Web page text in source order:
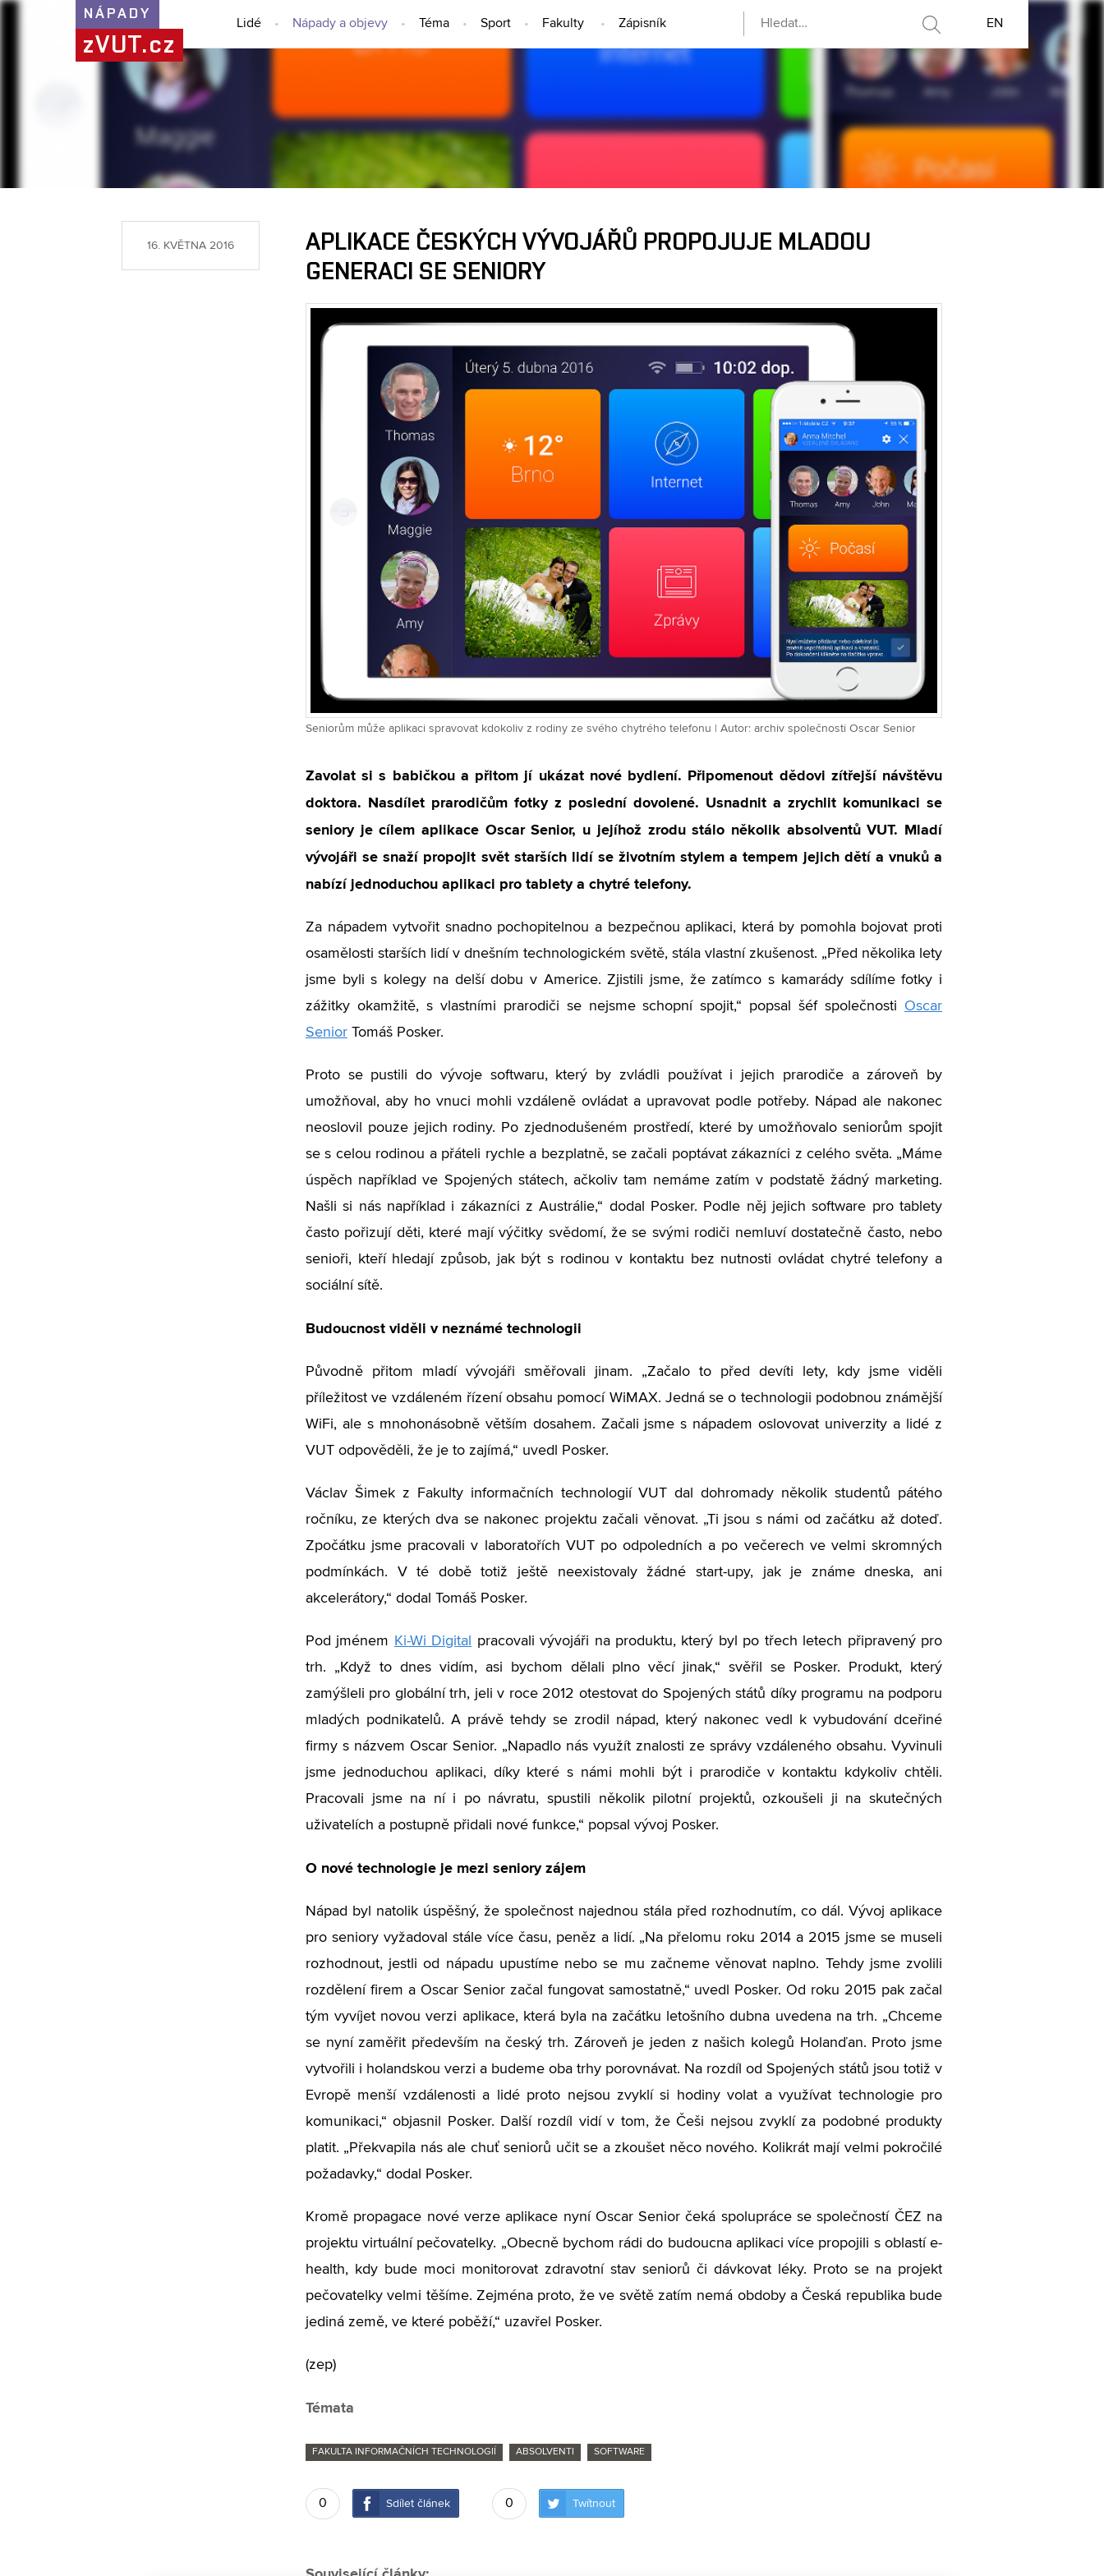
NÁPADY
zVUT.cz
Lidé Nápady a objevy Téma Sport Fakulty Zápisník EN
NÁPADY A OBJEVY
16. KVĚTNA 2016
APLIKACE ČESKÝCH VÝVOJÁŘŮ PROPOJUJE MLADOU
GENERACI SE SENIORY
Seniorům může aplikaci spravovat kdokoliv z rodiny ze svého chytrého telefonu | Autor: archiv společnosti Oscar Senior
Zavolat si s babičkou a přitom jí ukázat nové bydlení. Připomenout dědovi zítřejší návštěvu
doktora. Nasdílet prarodičům fotky z poslední dovolené. Usnadnit a zrychlit komunikaci se
seniory je cílem aplikace Oscar Senior, u jejíhož zrodu stálo několik absolventů VUT. Mladí
vývojáři se snaží propojit svět starších lidí se životním stylem a tempem jejich dětí a vnuků a
nabízí jednoduchou aplikaci pro tablety a chytré telefony.
Za nápadem vytvořit snadno pochopitelnou a bezpečnou aplikaci, která by pomohla bojovat proti
osamělosti starších lidí v dnešním technologickém světě, stála vlastní zkušenost. „Před několika lety
jsme byli s kolegy na delší dobu v Americe. Zjistili jsme, že zatímco s kamarády sdílíme fotky i
zážitky okamžitě, s vlastními prarodiči se nejsme schopní spojit,“ popsal šéf společnosti Oscar
Senior Tomáš Posker.
Proto se pustili do vývoje softwaru, který by zvládli používat i jejich prarodiče a zároveň by
umožňoval, aby ho vnuci mohli vzdáleně ovládat a upravovat podle potřeby. Nápad ale nakonec
neoslovil pouze jejich rodiny. Po zjednodušeném prostředí, které by umožňovalo seniorům spojit
se s celou rodinou a přáteli rychle a bezplatně, se začali poptávat zákazníci z celého světa. „Máme
úspěch například ve Spojených státech, ačkoliv tam nemáme zatím v podstatě žádný marketing.
Našli si nás například i zákazníci z Austrálie,“ dodal Posker. Podle něj jejich software pro tablety
často pořizují děti, které mají výčitky svědomí, že se svými rodiči nemluví dostatečně často, nebo
senioři, kteří hledají způsob, jak být s rodinou v kontaktu bez nutnosti ovládat chytré telefony a
sociální sítě.
Budoucnost viděli v neznámé technologii
Původně přitom mladí vývojáři směřovali jinam. „Začalo to před devíti lety, kdy jsme viděli
příležitost ve vzdáleném řízení obsahu pomocí WiMAX. Jedná se o technologii podobnou známější
WiFi, ale s mnohonásobně větším dosahem. Začali jsme s nápadem oslovovat univerzity a lidé z
VUT odpověděli, že je to zajímá,“ uvedl Posker.
Václav Šimek z Fakulty informačních technologií VUT dal dohromady několik studentů pátého
ročníku, ze kterých dva se nakonec projektu začali věnovat. „Ti jsou s námi od začátku až doteď.
Zpočátku jsme pracovali v laboratořích VUT po odpoledních a po večerech ve velmi skromných
podmínkách. V té době totiž ještě neexistovaly žádné start-upy, jak je známe dneska, ani
akcelerátory,“ dodal Tomáš Posker.
Pod jménem Ki-Wi Digital
pracovali vývojáři na produktu, který byl po třech letech připravený pro
trh. „Když to dnes vidím, asi bychom dělali plno věcí jinak,“ svěřil se Posker. Produkt, který
zamýšleli pro globální trh, jeli v roce 2012 otestovat do Spojených států díky programu na podporu
mladých podnikatelů. A právě tehdy se zrodil nápad, který nakonec vedl k vybudování dceřiné
firmy s názvem Oscar Senior. „Napadlo nás využít znalosti ze správy vzdáleného obsahu. Vyvinuli
jsme jednoduchou aplikaci, díky které s námi mohli být i prarodiče v kontaktu kdykoliv chtěli.
Pracovali jsme na ní i po návratu, spustili několik pilotní projektů, ozkoušeli ji na skutečných
uživatelích a postupně přidali nové funkce,“ popsal vývoj Posker.
O nové technologie je mezi seniory zájem
Nápad byl natolik úspěšný, že společnost najednou stála před rozhodnutím, co dál. Vývoj aplikace
pro seniory vyžadoval stále více času, peněz a lidí. „Na přelomu roku 2014 a 2015 jsme se museli
rozhodnout, jestli od nápadu upustíme nebo se mu začneme věnovat naplno. Tehdy jsme zvolili
rozdělení firem a Oscar Senior začal fungovat samostatně,“ uvedl Posker. Od roku 2015 pak začal
tým vyvíjet novou verzi aplikace, která byla na začátku letošního dubna uvedena na trh. „Chceme
se nyní zaměřit především na český trh. Zároveň je jeden z našich kolegů Holanďan. Proto jsme
vytvořili i holandskou verzi a budeme oba trhy porovnávat. Na rozdíl od Spojených států jsou totiž v
Evropě menší vzdálenosti a lidé proto nejsou zvyklí si hodiny volat a využívat technologie pro
komunikaci,“ objasnil Posker. Další rozdíl vidí v tom, že Češi nejsou zvyklí za podobné produkty
platit. „Překvapila nás ale chuť seniorů učit se a zkoušet něco nového. Kolikrát mají velmi pokročilé
požadavky,“ dodal Posker.
Kromě propagace nové verze aplikace nyní Oscar Senior čeká spolupráce se společností ČEZ na
projektu virtuální pečovatelky. „Obecně bychom rádi do budoucna aplikaci více propojili s oblastí e-
health, kdy bude moci monitorovat zdravotní stav seniorů či dávkovat léky. Proto se na projekt
pečovatelky velmi těšíme. Zejména proto, že ve světě zatím nemá obdoby a Česká republika bude
jediná země, ve které poběží,“ uzavřel Posker.
(zep)
Témata
FAKULTA INFORMAČNÍCH TECHNOLOGIÍ ABSOLVENTI SOFTWARE
0 Sdílet článek 0 Twítnout